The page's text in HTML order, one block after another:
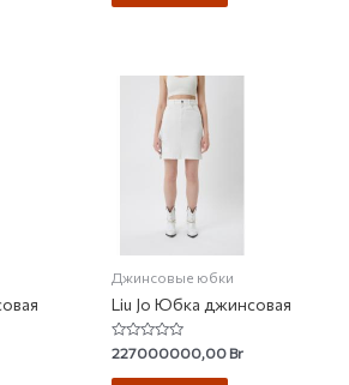
Джинсовые юбки
Liu Jo Юбка джинсовая
Rated
0
out
227000000,00Br